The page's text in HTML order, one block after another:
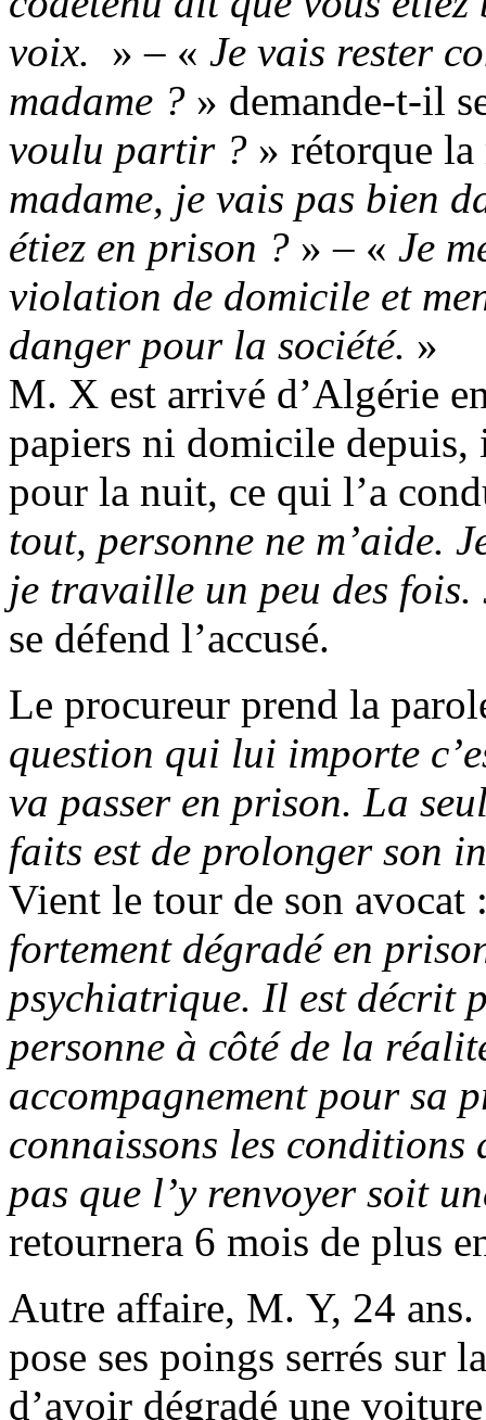
voix. » – « Je vais rester
madame ? » demande-t-il
voulu partir ? » rétorque
madame, je vais pas bien
étiez en prison ? » – « Je
violation de domicile et
danger pour la société. »
M. X est arrivé d’Algérie
papiers ni domicile
pour la nuit, ce qui l’a
tout, personne ne m’aide.
je travaille un peu des
se défend l’accusé.
Le procureur prend la
question qui lui importe
va passer en prison. La
faits est de prolonger son
Vient le tour de son
fortement dégradé en
psychiatrique. Il est décrit
personne à côté de la
accompagnement pour sa
connaissons les conditions
pas que l’y renvoyer soit
retournera 6 mois de plus
Autre affaire, M. Y, 24
pose ses poings serrés sur
d’avoir dégradé une